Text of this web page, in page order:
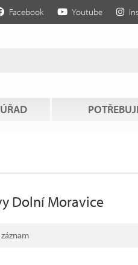
Facebook Youtube
Dolní Moravice